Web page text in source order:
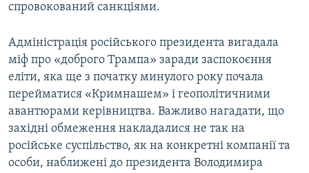
спровокований санкціями.
Адміністрація російського президента вигадала
міф про «доброго Трампа» заради заспокоєння
еліти, яка ще з початку минулого року почала
перейматися «Кримнашем» і геополітичними
авантюрами керівництва. Важливо нагадати, що
західні обмеження накладалися не так на
російське суспільство, як на конкретні компанії та
особи, наближені до президента Володимира